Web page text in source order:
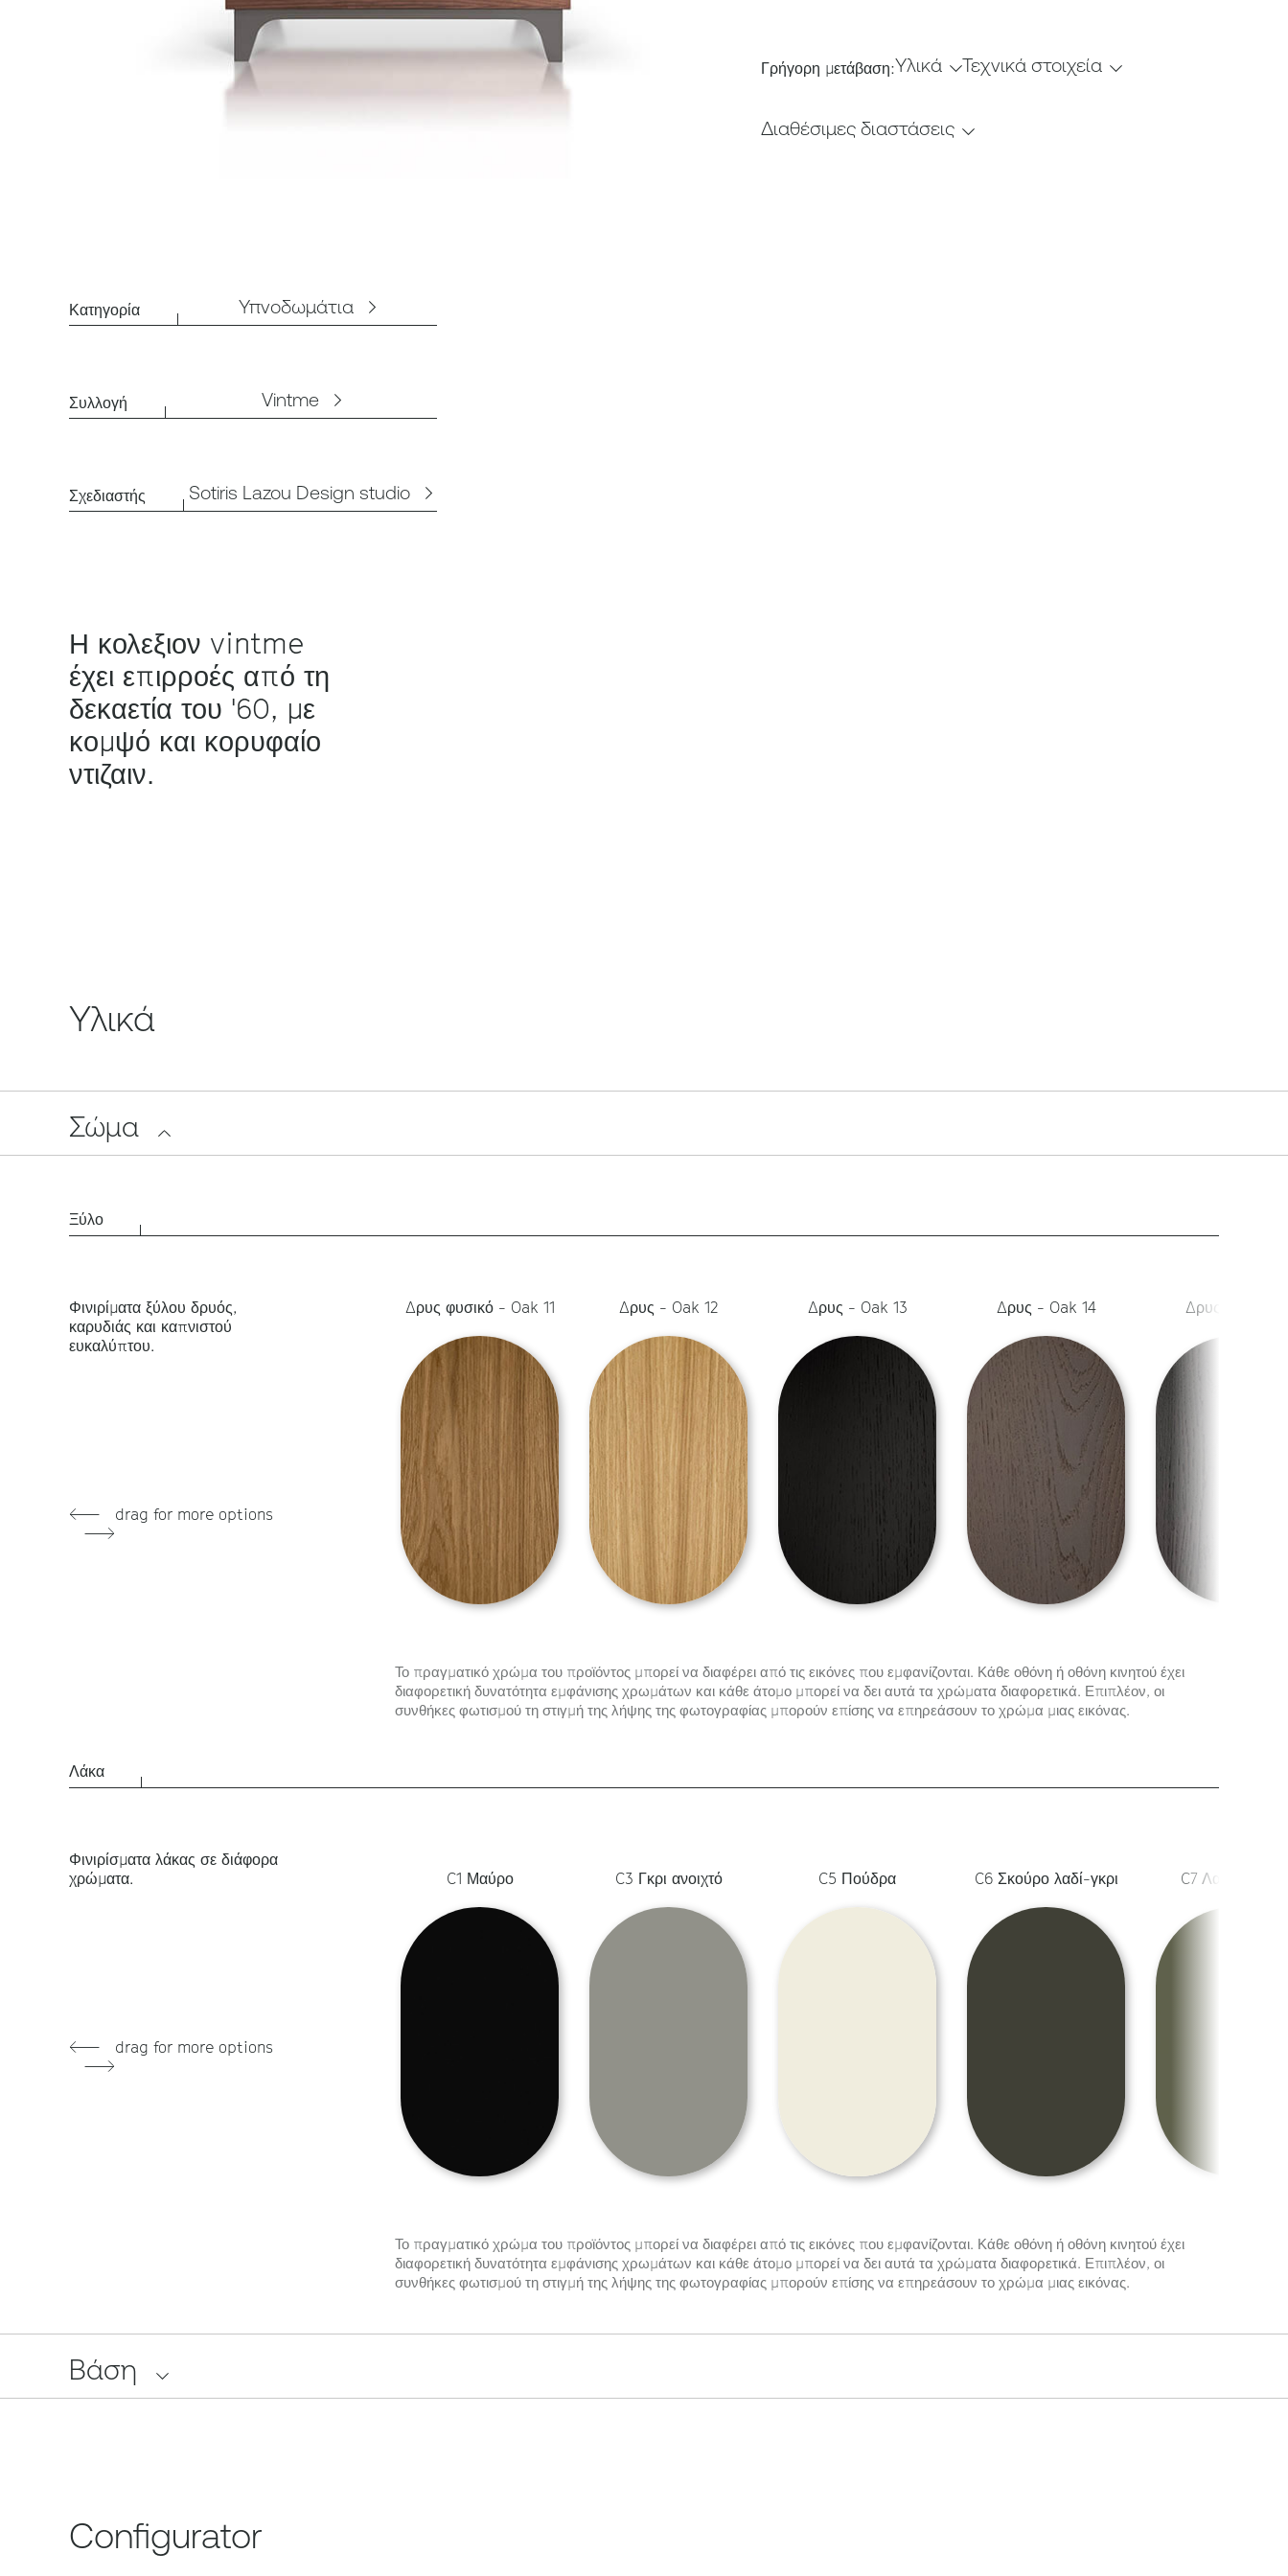
Γρήγορη μετάβαση:Υλικά Τεχνικά στοιχεία
Διαθέσιμες διαστάσεις
Κατηγορία Υπνοδωμάτια
Συλλογή Vintme
Σχεδιαστής Sotiris Lazou Design studio
Η κολεξιον vintme
έχει επιρροές από τη
δεκαετία του '60, με
κομψό και κορυφαίο
ντιζαιν.
Υλικά
Σώμα
Ξύλο
Φινιρίματα ξύλου δρυός,
καρυδιάς και καπνιστού
ευκαλύπτου.
drag for more options
Δρυς φυσικό - Oak 11 Δρυς - Oak 12 Δρυς - Oak 13 Δρυς - Oak 14 Δρυς - Oak 15
Το πραγματικό χρώμα του προϊόντος μπορεί να διαφέρει από τις εικόνες που εμφανίζονται. Κάθε οθόνη ή οθόνη κινητού έχει
διαφορετική δυνατότητα εμφάνισης χρωμάτων και κάθε άτομο μπορεί να δει αυτά τα χρώματα διαφορετικά. Επιπλέον, οι
συνθήκες φωτισμού τη στιγμή της λήψης της φωτογραφίας μπορούν επίσης να επηρεάσουν το χρώμα μιας εικόνας.
Λάκα
Φινιρίσματα λάκας σε διάφορα
χρώματα.
drag for more options
C1 Μαύρο C3 Γκρι ανοιχτό C5 Πούδρα C6 Σκούρο λαδί-γκρι C7 Λαδί ανοιχτό
Το πραγματικό χρώμα του προϊόντος μπορεί να διαφέρει από τις εικόνες που εμφανίζονται. Κάθε οθόνη ή οθόνη κινητού έχει
διαφορετική δυνατότητα εμφάνισης χρωμάτων και κάθε άτομο μπορεί να δει αυτά τα χρώματα διαφορετικά. Επιπλέον, οι
συνθήκες φωτισμού τη στιγμή της λήψης της φωτογραφίας μπορούν επίσης να επηρεάσουν το χρώμα μιας εικόνας.
Βάση
Configurator